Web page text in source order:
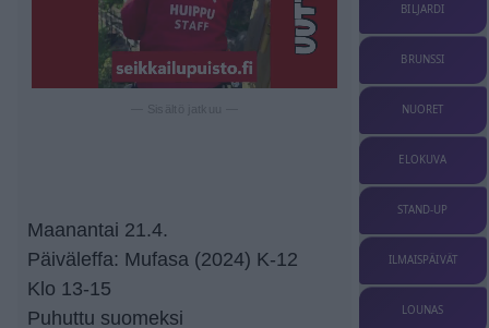
Maanantai 21.4.
Päiväleffa: Mufasa (2024) K-12
Klo 13-15
Puhuttu suomeksi
BILJARDI
BRUNSSI
NUORET
ELOKUVA
STAND-UP
ILMAISPÄIVÄT
LOUNAS